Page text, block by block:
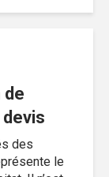
de
devis
des
le